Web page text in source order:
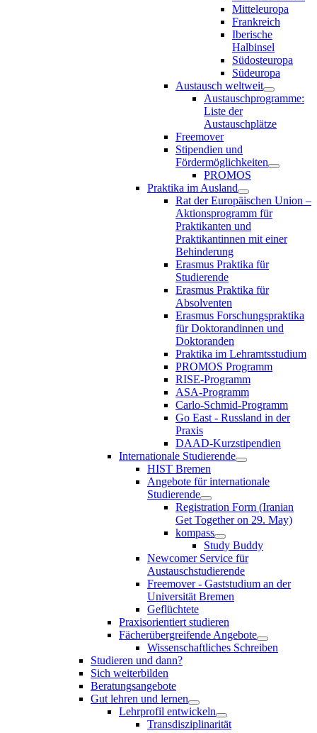
Mitteleuropa
Frankreich
Iberische
Halbinsel
Südosteuropa
Südeuropa
Austausch weltweit
Austauschprogramme:
Liste der
Austauschplätze
Freemover
Stipendien und
Fördermöglichkeiten
PROMOS
Praktika im Ausland
Rat der Europäischen Union –
Aktionsprogramm für
Praktikanten und
Praktikantinnen mit einer
Behinderung
Erasmus Praktika für
Studierende
Erasmus Praktika für
Absolventen
Erasmus Forschungspraktika
für Doktorandinnen und
Doktoranden
Praktika im Lehramtsstudium
PROMOS Programm
RISE-Programm
ASA-Programm
Carlo-Schmid-Programm
Go East - Russland in der
Praxis
DAAD-Kurzstipendien
Internationale Studierende
HIST Bremen
Angebote für internationale
Studierende
Registration Form (Iranian
Get Together on 29. May)
kompass
Study Buddy
Newcomer Service für
Austauschstudierende
Freemover - Gaststudium an der
Universität Bremen
Geflüchtete
Praxisorientiert studieren
Fächerübergreifende Angebote
Wissenschaftliches Schreiben
Studieren und dann?
Sich weiterbilden
Beratungsangebote
Gut lehren und lernen
Lehrprofil entwickeln
Transdisziplinarität